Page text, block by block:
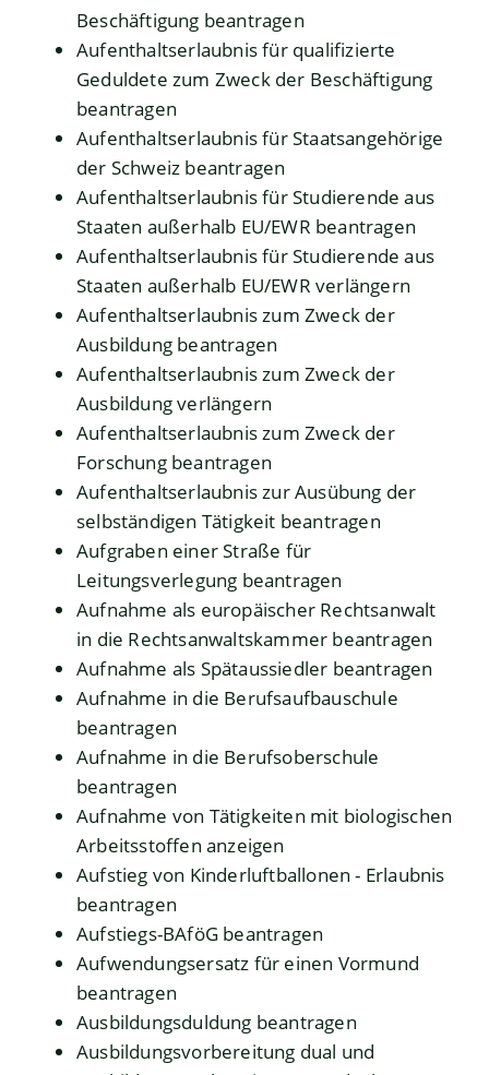
Beschäftigung beantragen
Aufenthaltserlaubnis für qualifizierte
Geduldete zum Zweck der Beschäftigung
beantragen
Aufenthaltserlaubnis für Staatsangehörige
der Schweiz beantragen
Aufenthaltserlaubnis für Studierende aus
Staaten außerhalb EU/EWR beantragen
Aufenthaltserlaubnis für Studierende aus
Staaten außerhalb EU/EWR verlängern
Aufenthaltserlaubnis zum Zweck der
Ausbildung beantragen
Aufenthaltserlaubnis zum Zweck der
Ausbildung verlängern
Aufenthaltserlaubnis zum Zweck der
Forschung beantragen
Aufenthaltserlaubnis zur Ausübung der
selbständigen Tätigkeit beantragen
Aufgraben einer Straße für
Leitungsverlegung beantragen
Aufnahme als europäischer Rechtsanwalt
in die Rechtsanwaltskammer beantragen
Aufnahme als Spätaussiedler beantragen
Aufnahme in die Berufsaufbauschule
beantragen
Aufnahme in die Berufsoberschule
beantragen
Aufnahme von Tätigkeiten mit biologischen
Arbeitsstoffen anzeigen
Aufstieg von Kinderluftballonen - Erlaubnis
beantragen
Aufstiegs-BAföG beantragen
Aufwendungsersatz für einen Vormund
beantragen
Ausbildungsduldung beantragen
Ausbildungsvorbereitung dual und